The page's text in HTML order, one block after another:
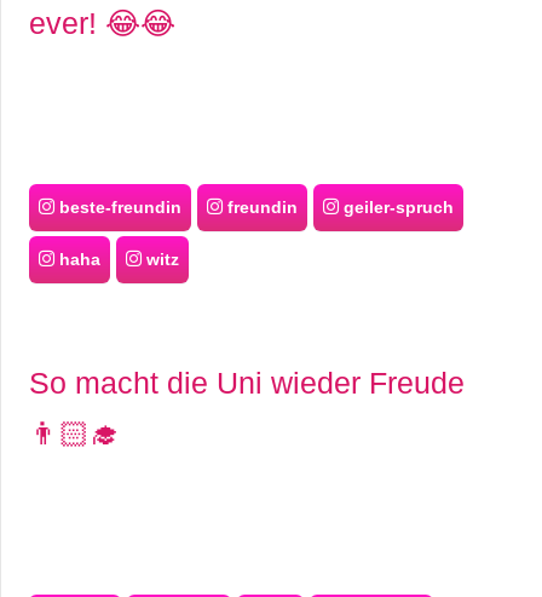
ever! 😂😂
beste-freundin freundin geiler-spruch
haha witz
So macht die Uni wieder Freude
👨🏻‍🎓